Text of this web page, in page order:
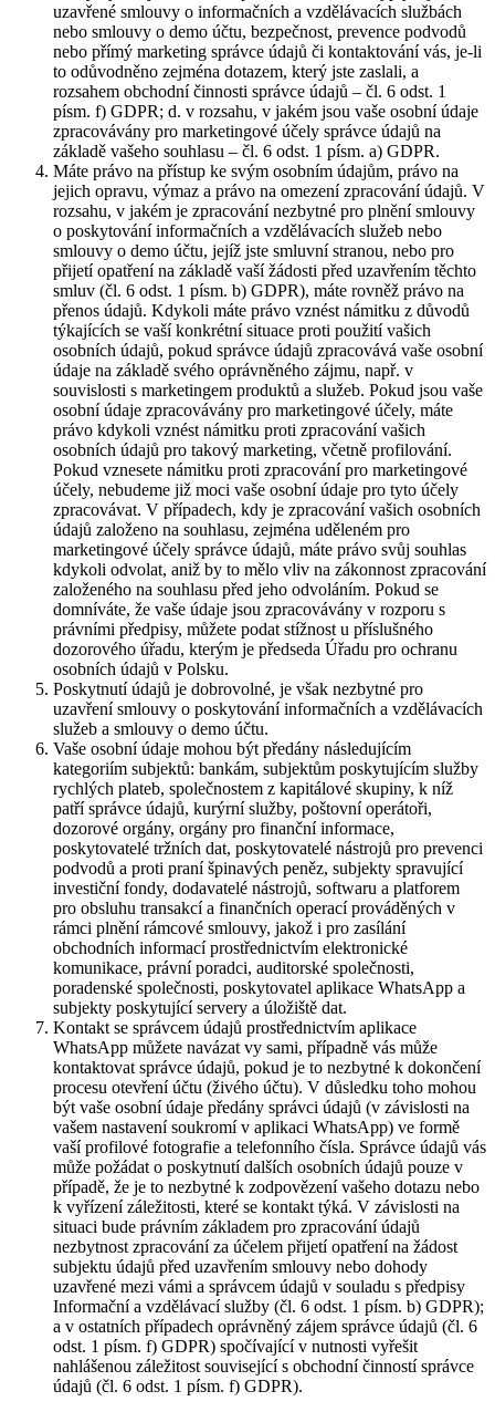
uzavřené smlouvy o informačních a vzdělávacích službách
nebo smlouvy o demo účtu, bezpečnost, prevence podvodů
nebo přímý marketing správce údajů či kontaktování vás, je-li
to odůvodněno zejména dotazem, který jste zaslali, a
rozsahem obchodní činnosti správce údajů – čl. 6 odst. 1
písm. f) GDPR; d. v rozsahu, v jakém jsou vaše osobní údaje
zpracovávány pro marketingové účely správce údajů na
základě vašeho souhlasu – čl. 6 odst. 1 písm. a) GDPR.
Máte právo na přístup ke svým osobním údajům, právo na
jejich opravu, výmaz a právo na omezení zpracování údajů. V
rozsahu, v jakém je zpracování nezbytné pro plnění smlouvy
o poskytování informačních a vzdělávacích služeb nebo
smlouvy o demo účtu, jejíž jste smluvní stranou, nebo pro
přijetí opatření na základě vaší žádosti před uzavřením těchto
smluv (čl. 6 odst. 1 písm. b) GDPR), máte rovněž právo na
přenos údajů. Kdykoli máte právo vznést námitku z důvodů
týkajících se vaší konkrétní situace proti použití vašich
osobních údajů, pokud správce údajů zpracovává vaše osobní
údaje na základě svého oprávněného zájmu, např. v
souvislosti s marketingem produktů a služeb. Pokud jsou vaše
osobní údaje zpracovávány pro marketingové účely, máte
právo kdykoli vznést námitku proti zpracování vašich
osobních údajů pro takový marketing, včetně profilování.
Pokud vznesete námitku proti zpracování pro marketingové
účely, nebudeme již moci vaše osobní údaje pro tyto účely
zpracovávat. V případech, kdy je zpracování vašich osobních
údajů založeno na souhlasu, zejména uděleném pro
marketingové účely správce údajů, máte právo svůj souhlas
kdykoli odvolat, aniž by to mělo vliv na zákonnost zpracování
založeného na souhlasu před jeho odvoláním. Pokud se
domníváte, že vaše údaje jsou zpracovávány v rozporu s
právními předpisy, můžete podat stížnost u příslušného
dozorového úřadu, kterým je předseda Úřadu pro ochranu
osobních údajů v Polsku.
Poskytnutí údajů je dobrovolné, je však nezbytné pro
uzavření smlouvy o poskytování informačních a vzdělávacích
služeb a smlouvy o demo účtu.
Vaše osobní údaje mohou být předány následujícím
kategoriím subjektů: bankám, subjektům poskytujícím služby
rychlých plateb, společnostem z kapitálové skupiny, k níž
patří správce údajů, kurýrní služby, poštovní operátoři,
dozorové orgány, orgány pro finanční informace,
poskytovatelé tržních dat, poskytovatelé nástrojů pro prevenci
podvodů a proti praní špinavých peněz, subjekty spravující
investiční fondy, dodavatelé nástrojů, softwaru a platforem
pro obsluhu transakcí a finančních operací prováděných v
rámci plnění rámcové smlouvy, jakož i pro zasílání
obchodních informací prostřednictvím elektronické
komunikace, právní poradci, auditorské společnosti,
poradenské společnosti, poskytovatel aplikace WhatsApp a
subjekty poskytující servery a úložiště dat.
Kontakt se správcem údajů prostřednictvím aplikace
WhatsApp můžete navázat vy sami, případně vás může
kontaktovat správce údajů, pokud je to nezbytné k dokončení
procesu otevření účtu (živého účtu). V důsledku toho mohou
být vaše osobní údaje předány správci údajů (v závislosti na
vašem nastavení soukromí v aplikaci WhatsApp) ve formě
vaší profilové fotografie a telefonního čísla. Správce údajů vás
může požádat o poskytnutí dalších osobních údajů pouze v
případě, že je to nezbytné k zodpovězení vašeho dotazu nebo
k vyřízení záležitosti, které se kontakt týká. V závislosti na
situaci bude právním základem pro zpracování údajů
nezbytnost zpracování za účelem přijetí opatření na žádost
subjektu údajů před uzavřením smlouvy nebo dohody
uzavřené mezi vámi a správcem údajů v souladu s předpisy
Informační a vzdělávací služby (čl. 6 odst. 1 písm. b) GDPR);
a v ostatních případech oprávněný zájem správce údajů (čl. 6
odst. 1 písm. f) GDPR) spočívající v nutnosti vyřešit
nahlášenou záležitost související s obchodní činností správce
údajů (čl. 6 odst. 1 písm. f) GDPR).